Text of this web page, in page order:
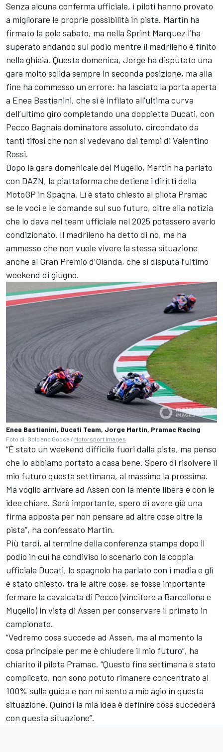
Senza alcuna conferma ufficiale, i piloti hanno provato
a migliorare le proprie possibilità in pista. Martin ha
firmato la pole sabato, ma nella Sprint Marquez l’ha
superato andando sul podio mentre il madrileno è finito
nella ghiaia. Questa domenica, Jorge ha disputato una
gara molto solida sempre in seconda posizione, ma alla
fine ha commesso un errore: ha lasciato la porta aperta
a Enea Bastianini, che si è infilato all’ultima curva
dell’ultimo giro completando una doppietta Ducati, con
Pecco Bagnaia dominatore assoluto, circondato da
tanti tifosi che non si vedevano dai tempi di Valentino
Rossi.
Dopo la gara domenicale del Mugello, Martin ha parlato
con DAZN, la piattaforma che detiene i diritti della
MotoGP in Spagna. Lì è stato chiesto al pilota Pramac
se le voci e le domande sul suo futuro, oltre alla notizia
che lo dava nel team ufficiale nel 2025 potessero averlo
condizionato. Il madrileno ha detto di no, ma ha
ammesso che non vuole vivere la stessa situazione
anche al Gran Premio d’Olanda, che si disputa l’ultimo
weekend di giugno.
Enea Bastianini, Ducati Team, Jorge Martin, Pramac Racing
Foto di: Gold and Goose / Motorsport Images
“È stato un weekend difficile fuori dalla pista, ma penso
che lo abbiamo portato a casa bene. Spero di risolvere il
mio futuro questa settimana, al massimo la prossima.
Ma voglio arrivare ad Assen con la mente libera e con le
idee chiare. Sarà importante, spero di avere già una
firma apposta per non pensare ad altre cose oltre la
pista”, ha confessato Martin.
Più tardi, al termine della conferenza stampa dopo il
podio in cui ha condiviso lo scenario con la coppia
ufficiale Ducati, lo spagnolo ha parlato con i media e gli
è stato chiesto, tra le altre cose, se fosse importante
fermare la cavalcata di Pecco (vincitore a Barcellona e
Mugello) in vista di Assen per conservare il primato in
campionato.
“Vedremo cosa succede ad Assen, ma al momento la
cosa principale per me è chiudere il mio futuro”, ha
chiarito il pilota Pramac. “Questo fine settimana è stato
complicato, non sono potuto rimanere concentrato al
100% sulla guida e non mi sento a mio agio in questa
situazione. Quindi la mia idea è definire cosa succederà
con questa situazione”.